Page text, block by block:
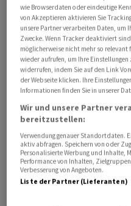
Dienstag. «Durch die
können wir die Grenzen
'Modern Warfare 4'
Leiter des Bereichs
zitieren.
dm/hr
(AWP)
wie Browserdaten oder eindeutige
von Akzeptieren aktivieren Sie
unsere Partner verarbeiten Daten, um
Zwecke. Wenn Tracker deaktiviert
möglicherweise nicht mehr so relevant
wieder aufrufen, um Ihre
widerrufen, indem Sie auf den Link
der Webseite klicken. Ihre
Informationen finden Sie in unserer
Wir und unsere Partner
bereitzustellen:
Verwendung genauer Standortdaten.
aktiv abfragen. Speichern von oder
Personalisierte Werbung und Inhalte,
Performance von Inhalten,
Verbesserung von Angeboten.
Liste der Partner (Lieferanten)